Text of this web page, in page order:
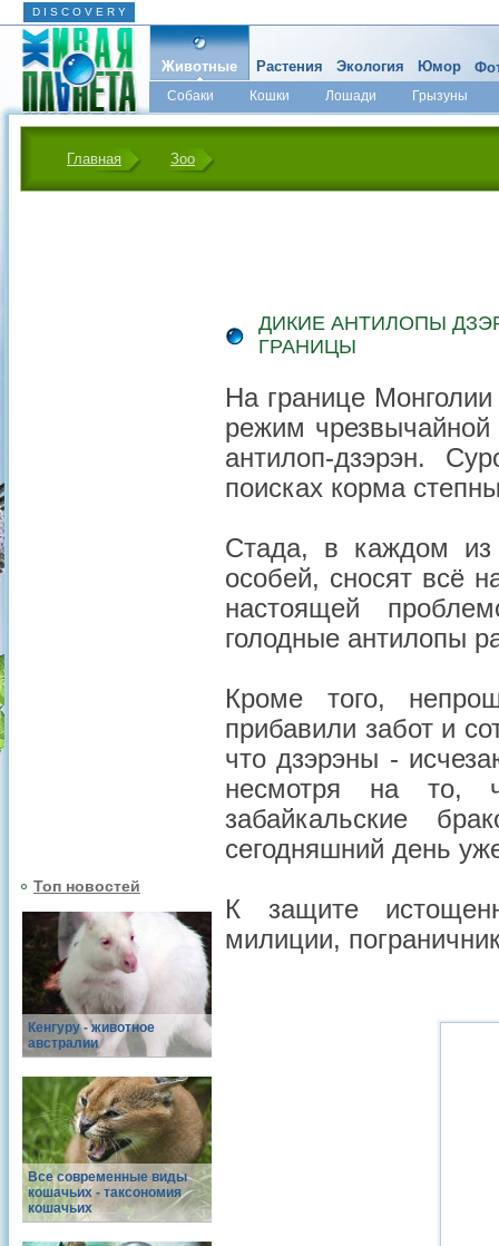
D I S C O V E R Y
Животные
Собаки Кошки Лошади
Грызуны
Микромир
Растения Экология Юмор
Главная Зоо
Топ новостей
Кенгуру - животное
австралии
Все современные виды
кошачьих - таксономия
кошачьих
ДИКИЕ АНТИЛОПЫ
ГРАНИЦЫ
На границе
режим чрезвычайной
антилоп-дзэрэн.
поисках корма
Стада, в каждом из
особей, сносят всё
настоящей
голодные антилопы
Кроме того,
прибавили забот и
что дзэрэны -
несмотря на то,
забайкальские
сегодняшний день
К защите
милиции,